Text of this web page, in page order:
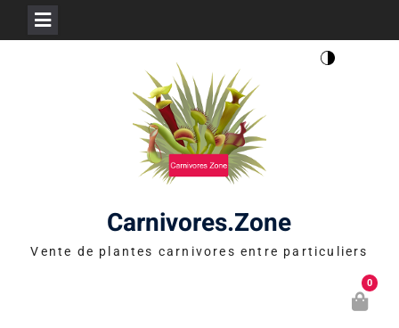
Carnivores.Zone
Vente de plantes carnivores entre particuliers
0